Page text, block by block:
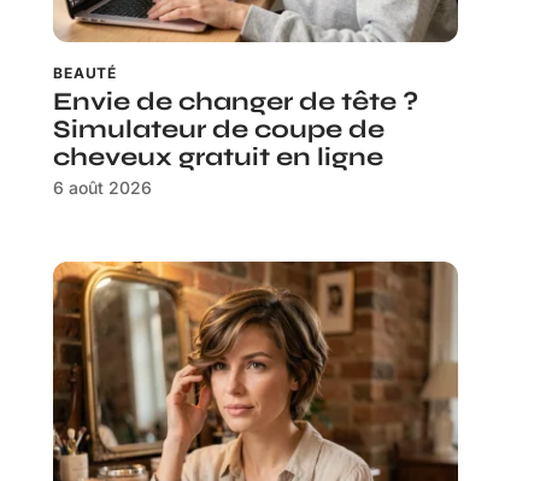
BEAUTÉ
Envie de changer de tête ?
Simulateur de coupe de
cheveux gratuit en ligne
6 août 2026